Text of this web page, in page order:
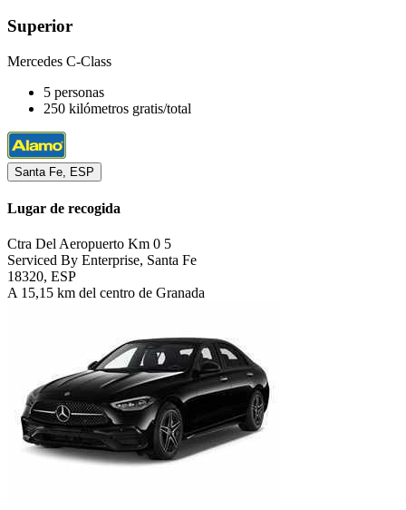
Superior
Mercedes C-Class
5 personas
250 kilómetros gratis/total
Santa Fe, ESP
Lugar de recogida
Ctra Del Aeropuerto Km 0 5
Serviced By Enterprise, Santa Fe
18320, ESP
A 15,15 km del centro de Granada